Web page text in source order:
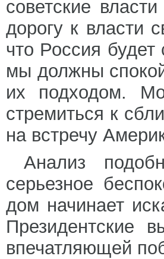
советские
дорогу к власти
что Россия
мы должны
их подходом.
стремиться к
на встречу
Анализ
серьезное
дом начинает
Президентские
впечатляющей